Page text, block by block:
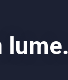
lume.